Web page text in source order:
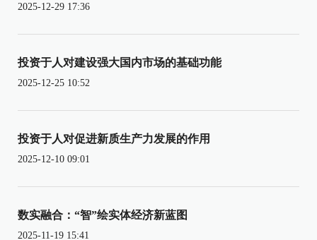
2025-12-29 17:36
投资于人对建设强大国内市场的基础功能
2025-12-25 10:52
投资于人对促进新质生产力发展的作用
2025-12-10 09:01
数实融合：“智”绘实体经济新蓝图
2025-11-19 15:41